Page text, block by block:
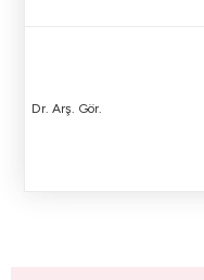
Dr. Arş. Gör.